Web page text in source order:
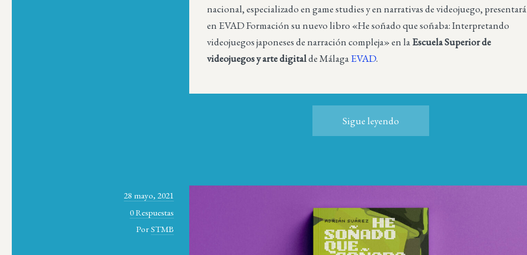
nacional, especializado en game studies y en narrativas de videojuego, presentará
en EVAD Formación su nuevo libro «He soñado que soñaba: Interpretando
videojuegos japoneses de narración compleja» en laEscuela Superior de
videojuegos y arte digitalde MálagaEVAD.
Sigue leyendo
28 mayo, 2021
0 Respuestas
PorSTMB